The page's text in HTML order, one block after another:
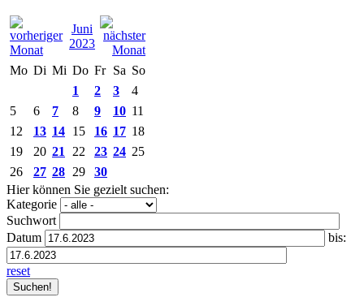
Juni
2023
Mo Di Mi Do Fr Sa So
1
2 3
4
5
6 7 8 9 10 11
12
13 14 15 16 17 18
19
20 21 22 23 24 25
26
27 28 29
30
Hier können Sie gezielt suchen:
Kategorie
Suchwort
Datum
bis:
reset